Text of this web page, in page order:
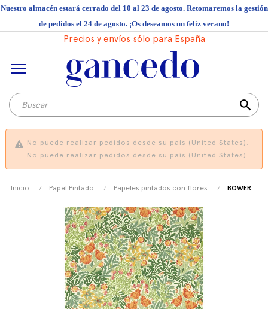
Nuestro almacén estará cerrado del 10 al 23 de agosto. Retomaremos la gestión
de pedidos el 24 de agosto. ¡Os deseamos un feliz verano!
Precios y envíos sólo para España
search
No puede realizar pedidos desde su país (United States).
No puede realizar pedidos desde su país (United States).
Inicio Papel Pintado Papeles pintados con flores BOWER